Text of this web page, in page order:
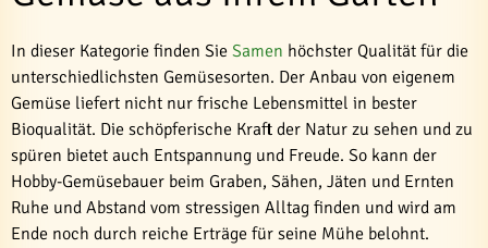
In dieser Kategorie finden Sie Samen höchster Qualität für die
unterschiedlichsten Gemüsesorten. Der Anbau von eigenem
Gemüse liefert nicht nur frische Lebensmittel in bester
Bioqualität. Die schöpferische Kraft der Natur zu sehen und zu
spüren bietet auch Entspannung und Freude. So kann der
Hobby-Gemüsebauer beim Graben, Sähen, Jäten und Ernten
Ruhe und Abstand vom stressigen Alltag finden und wird am
Ende noch durch reiche Erträge für seine Mühe belohnt.